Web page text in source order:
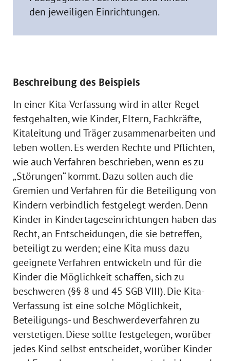
den jeweiligen Einrichtungen.
Beschreibung des Beispiels
In einer Kita-Verfassung wird in aller Regel
festgehalten, wie Kinder, Eltern, Fachkräfte,
Kitaleitung und Träger zusammenarbeiten und
leben wollen. Es werden Rechte und Pflichten,
wie auch Verfahren beschrieben, wenn es zu
„Störungen“ kommt. Dazu sollen auch die
Gremien und Verfahren für die Beteiligung von
Kindern verbindlich festgelegt werden. Denn
Kinder in Kindertageseinrichtungen haben das
Recht, an Entscheidungen, die sie betreffen,
beteiligt zu werden; eine Kita muss dazu
geeignete Verfahren entwickeln und für die
Kinder die Möglichkeit schaffen, sich zu
beschweren (§§ 8 und 45 SGB VIII). Die Kita-
Verfassung ist eine solche Möglichkeit,
Beteiligungs- und Beschwerdeverfahren zu
verstetigen. Diese sollte festgelegen, worüber
jedes Kind selbst entscheidet, worüber Kinder